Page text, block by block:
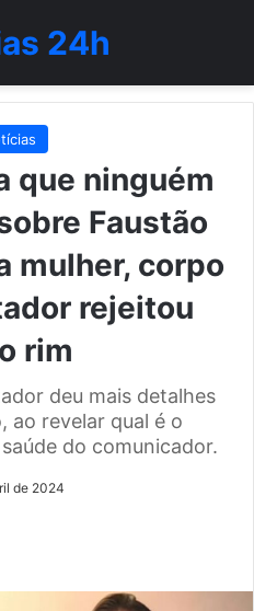
24h
que ninguém
Faustão
mulher, corpo
rejeitou
rim
deu mais detalhes
ao revelar qual é o
do comunicador.
de 2024